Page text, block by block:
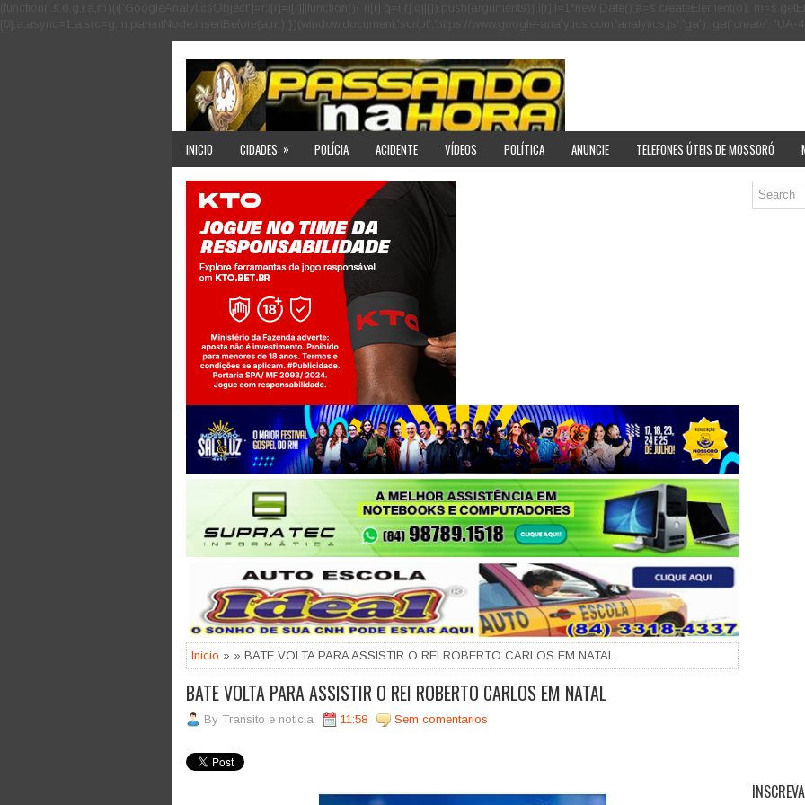
INICIO CIDADES » POLÍCIA ACIDENTE VÍDEOS POLÍTICA ANUNCIE TELEFONES ÚTEIS DE MOSSORÓ
Jogue com responsabilidade. 18+
Inicio » » BATE VOLTA PARA ASSISTIR O REI ROBERTO CARLOS EM NATAL
BATE VOLTA PARA ASSISTIR O REI ROBERTO CARLOS EM NATAL
By Transito e noticia 11:58 Sem comentarios